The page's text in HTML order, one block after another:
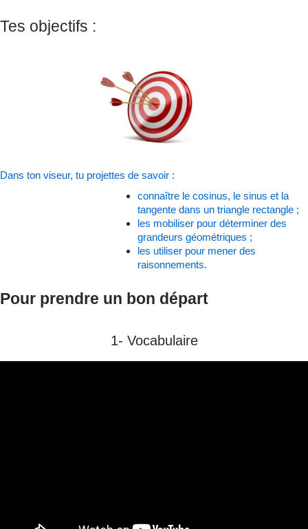
Tes objectifs :
Dans ton viseur, tu projettes de savoir :
connaître le cosinus, le sinus et la
tangente dans un triangle rectangle ;
les mobiliser pour déterminer des
grandeurs géométriques ;
les utiliser pour mener des
raisonnements.
Pour prendre un bon départ
1- Vocabulaire